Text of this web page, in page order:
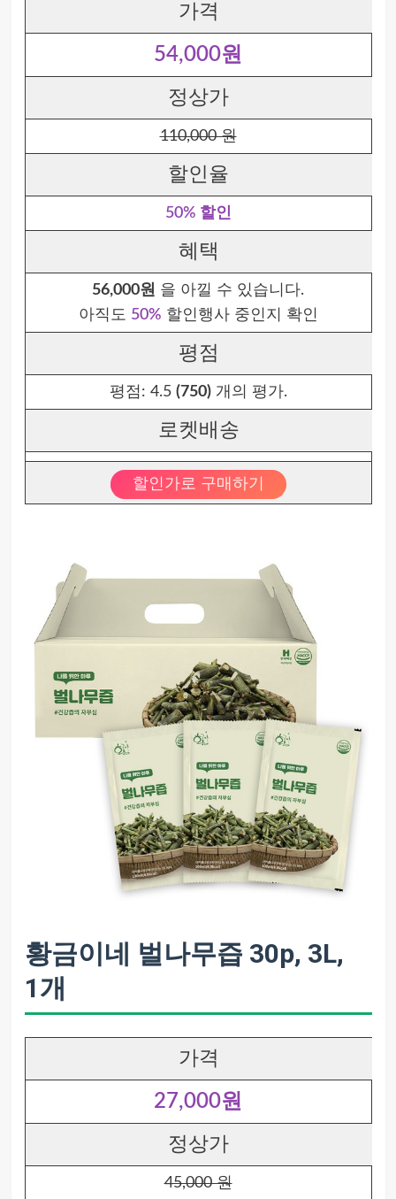
가격
54,000원
정상가
110,000 원
할인율
50% 할인
혜택
56,000원 을 아낄 수 있습니다.
아직도 50% 할인행사 중인지 확인
평점
평점: 4.5 (750)개의 평가.
로켓배송
할인가로 구매하기
황금이네 벌나무즙 30p, 3L,
1개
가격
27,000원
정상가
45,000 원